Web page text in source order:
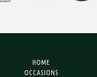
HOME
OCCASIONS